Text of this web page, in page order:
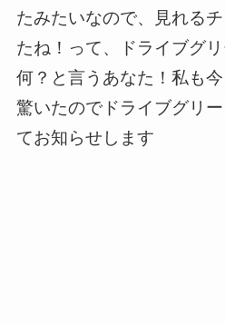
たみたいなので、見れる
たね！って、ドライブグ
何？と言うあなた！私も
驚いたのでドライブグリ
てお知らせします